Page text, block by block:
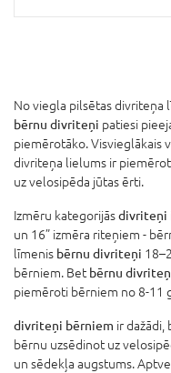
No viegla pilsētas divriteņa
bērnu divriteņi patiesi
piemērotāko. Visvieglākais
divriteņa lielums ir
uz velosipēda jūtas ērti.
Izmēru kategorijāsdivriteņi
un 16” izmēra riteņiem -
līmenis bērnu divriteņi
bērniem. Bet bērnu
piemēroti bērniem no 8-11
divriteņi bērniem ir dažādi,
bērnu uzsēdinot uz
un sēdekļa augstums.